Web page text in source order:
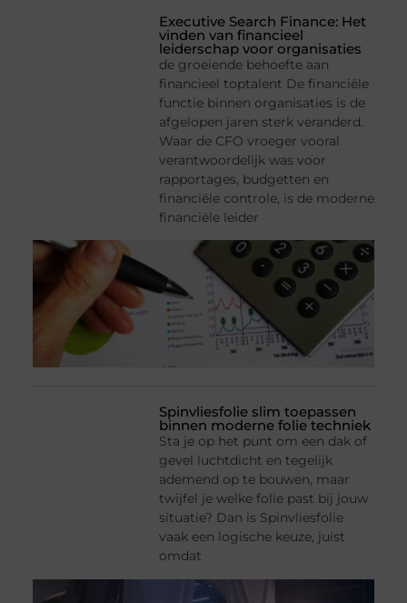
Executive Search Finance: Het
vinden van financieel
leiderschap voor organisaties
de groeiende behoefte aan
financieel toptalent De financiële
functie binnen organisaties is de
afgelopen jaren sterk veranderd.
Waar de CFO vroeger vooral
verantwoordelijk was voor
rapportages, budgetten en
financiële controle, is de moderne
financiële leider
Spinvliesfolie slim toepassen
binnen moderne folie techniek
Sta je op het punt om een dak of
gevel luchtdicht en tegelijk
ademend op te bouwen, maar
twijfel je welke folie past bij jouw
situatie? Dan is Spinvliesfolie
vaak een logische keuze, juist
omdat